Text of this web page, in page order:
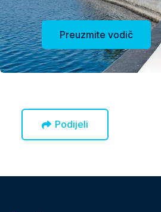
Preuzmite vodič
Podijeli